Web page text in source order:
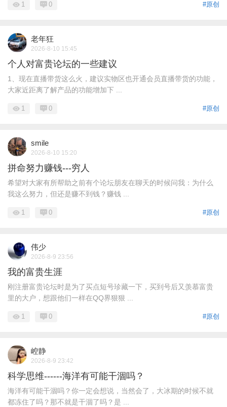
#原创
1 0
老年狂
2026-8-10 15:45
个人对富贵论坛的一些建议
1、现在直播带货这么火，建议实物区也开通会员直播带货的功能，
大家近距离了解产品的功能增加下 ...
#原创
1 0
smile
2026-8-10 15:20
拼命努力赚钱---穷人
希望对大家有所帮助之前有个论坛朋友在聊天的时候问我：为什么
我这么努力，但还是赚不到钱？赚钱 ...
#原创
1 0
伟少
2026-8-9 23:56
我的富贵生涯
刚注册富贵论坛时是为了买点短号珍藏一下，买到号后又羡慕富贵
里的大户，想跟他们一样在QQ界狠狠 ...
#原创
1 0
崆静
2026-8-9 23:42
科学思维------海洋有可能干涸吗？
海洋有可能干涸吗？你一定会想说，当然会了，大冰期的时候不就
都冻住了吗？那不就是干涸了吗？是 ...